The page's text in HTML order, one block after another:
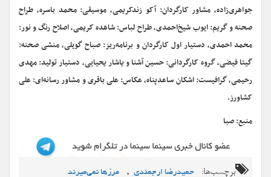
جواهری‌زاده، مشاور کارگردان: آکو زندکریمی، موسیقی: محمد باسره، طراح
صحنه و گریم: ایوب شیخ‌احمدی، طراح لباس: شاهده کریمی، اصلاح رنگ و نور:
محمد احمدی، دستیار اول کارگردان و برنامه‌ریز: صباح گویلی، منشی صحنه:
گیتا فیضی، گروه کارگردانی: حسین آشنا و یاشار یحیایی، دستیار تولید: مهدی
رحیمی، گرافیست: اشکان ساعدپناه، عکاس: علی باقری و مشاور رسانه‌ای: علی
کشاورز.
منبع: صبا
برچسب‌ها: حمیدرضا ارجمندی , مرزها نمی‌میرند